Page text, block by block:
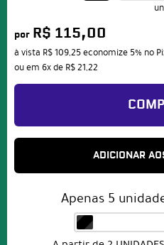
un
por R$ 115,00
à vista R$ 109,25economize 5% no
ou em 6xde R$ 21,22
ADICIONAR
Apenas 5